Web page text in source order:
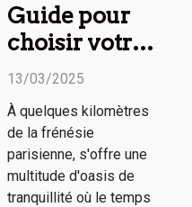
Guide pour
choisir votre
prochain
week-end
détente
autour de
Paris
13/03/2025
À quelques kilomètres
de la frénésie
parisienne, s'offre une
multitude d'oasis de
tranquillité où le temps